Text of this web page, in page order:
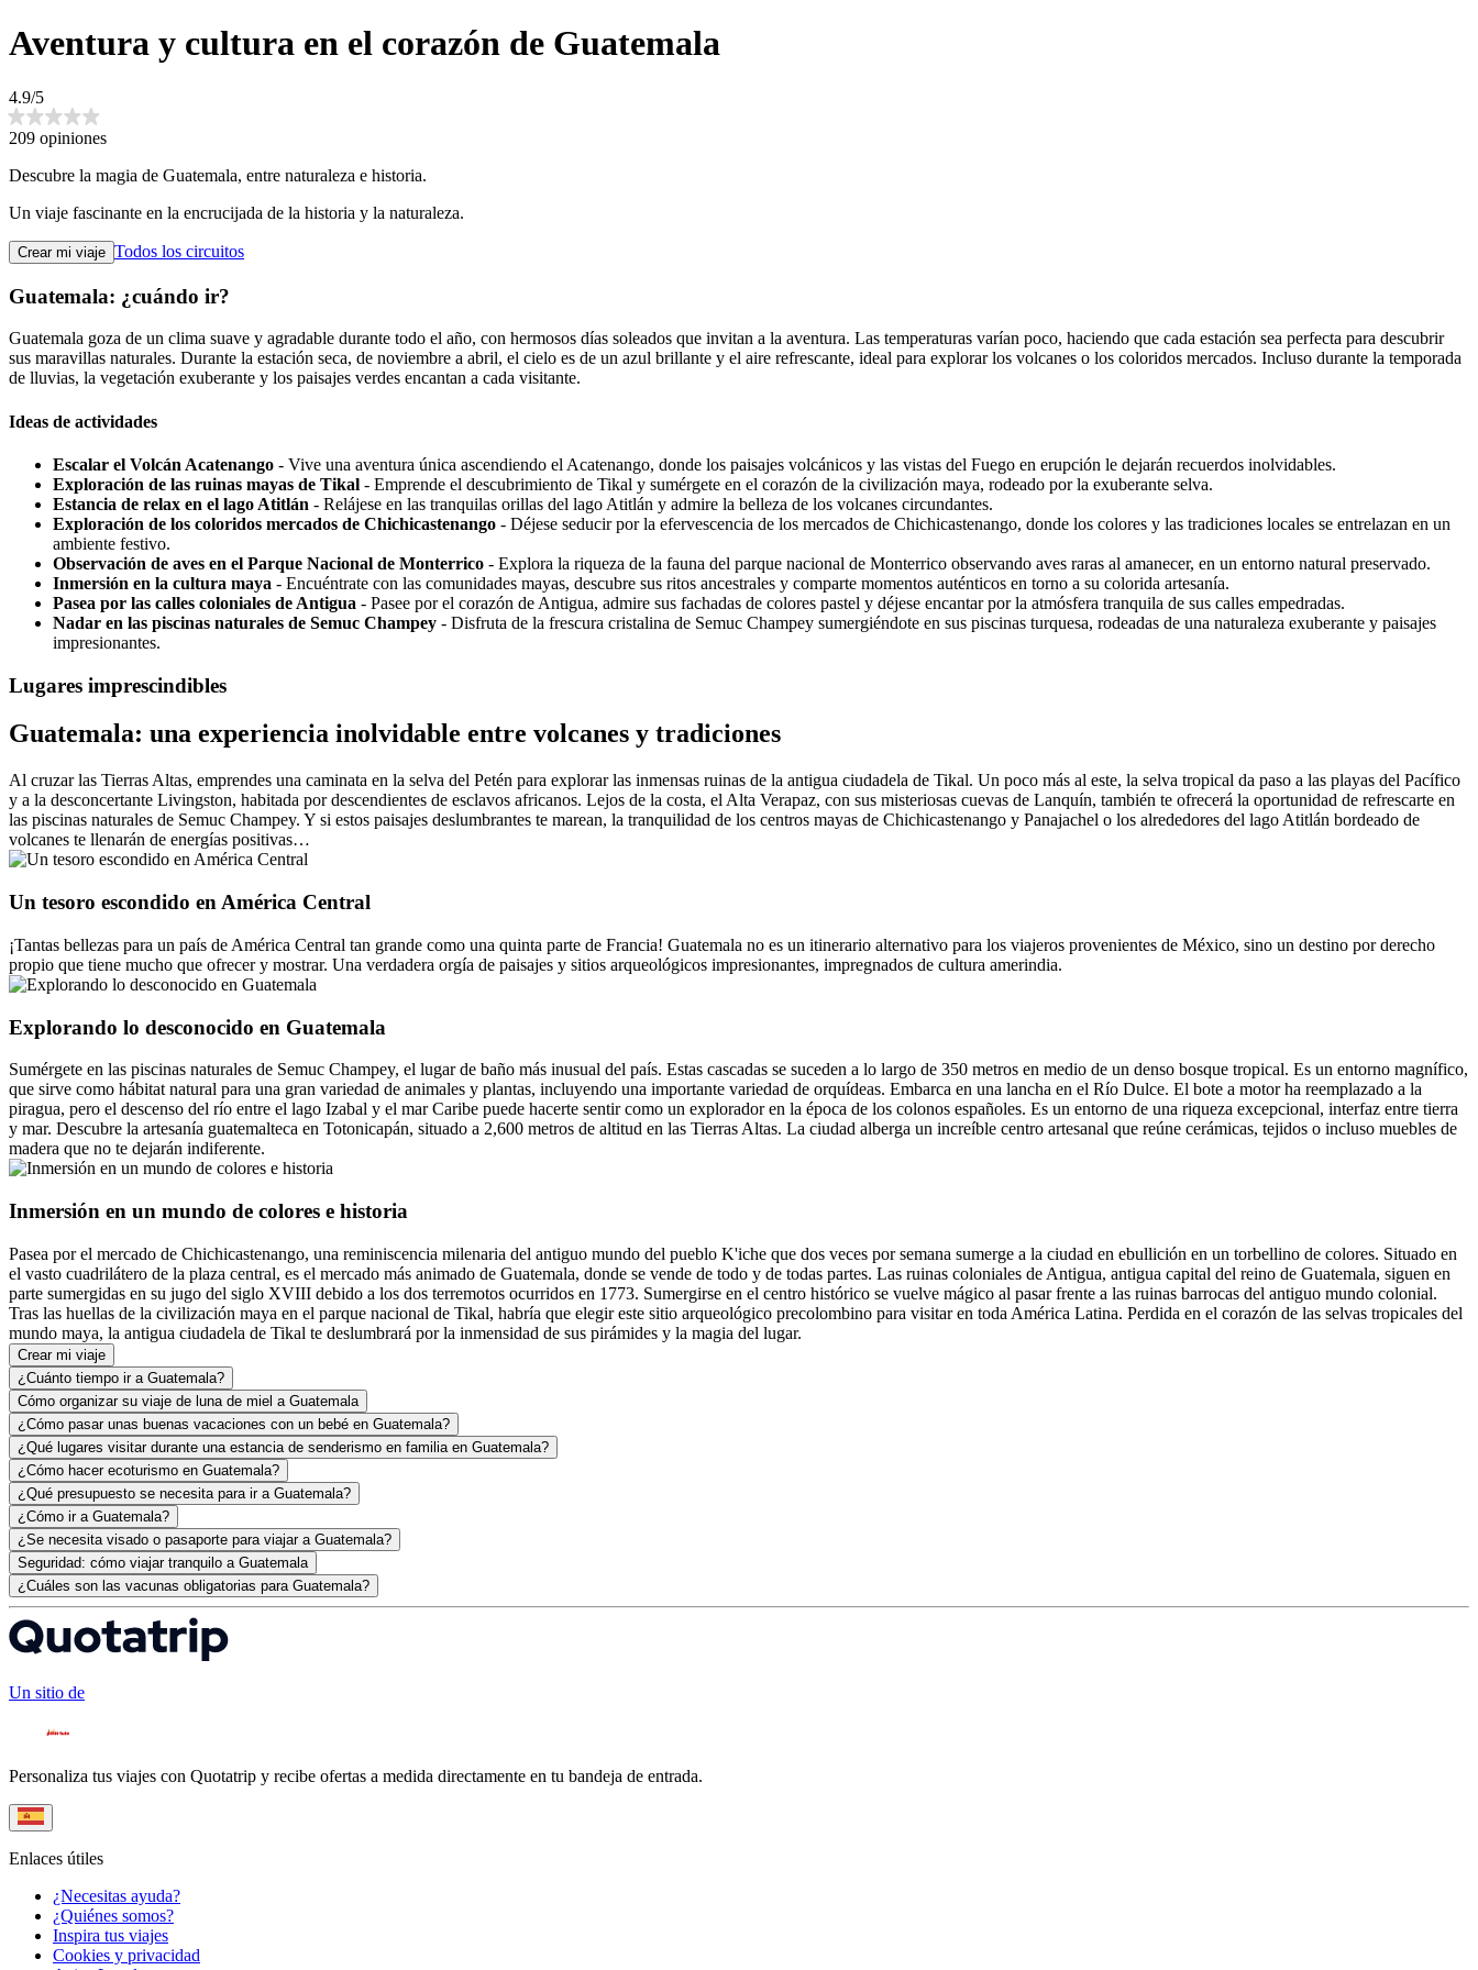
Aventura y cultura en el corazón de Guatemala
4.9/5
209 opiniones
Descubre la magia de Guatemala, entre naturaleza e historia.
Un viaje fascinante en la encrucijada de la historia y la naturaleza.
Crear mi viaje Todos los circuitos
Guatemala: ¿cuándo ir?
Guatemala goza de un clima suave y agradable durante todo el año, con hermosos días soleados que invitan a la aventura. Las temperaturas varían poco, haciendo que cada estación sea perfecta para descubrir
sus maravillas naturales. Durante la estación seca, de noviembre a abril, el cielo es de un azul brillante y el aire refrescante, ideal para explorar los volcanes o los coloridos mercados. Incluso durante la temporada
de lluvias, la vegetación exuberante y los paisajes verdes encantan a cada visitante.
Ideas de actividades
Escalar el Volcán Acatenango - Vive una aventura única ascendiendo el Acatenango, donde los paisajes volcánicos y las vistas del Fuego en erupción le dejarán recuerdos inolvidables.
Exploración de las ruinas mayas de Tikal - Emprende el descubrimiento de Tikal y sumérgete en el corazón de la civilización maya, rodeado por la exuberante selva.
Estancia de relax en el lago Atitlán - Relájese en las tranquilas orillas del lago Atitlán y admire la belleza de los volcanes circundantes.
Exploración de los coloridos mercados de Chichicastenango - Déjese seducir por la efervescencia de los mercados de Chichicastenango, donde los colores y las tradiciones locales se entrelazan en un
ambiente festivo.
Observación de aves en el Parque Nacional de Monterrico - Explora la riqueza de la fauna del parque nacional de Monterrico observando aves raras al amanecer, en un entorno natural preservado.
Inmersión en la cultura maya - Encuéntrate con las comunidades mayas, descubre sus ritos ancestrales y comparte momentos auténticos en torno a su colorida artesanía.
Pasea por las calles coloniales de Antigua - Pasee por el corazón de Antigua, admire sus fachadas de colores pastel y déjese encantar por la atmósfera tranquila de sus calles empedradas.
Nadar en las piscinas naturales de Semuc Champey - Disfruta de la frescura cristalina de Semuc Champey sumergiéndote en sus piscinas turquesa, rodeadas de una naturaleza exuberante y paisajes
impresionantes.
Lugares imprescindibles
Guatemala: una experiencia inolvidable entre volcanes y tradiciones
Al cruzar las Tierras Altas, emprendes una caminata en la selva del Petén para explorar las inmensas ruinas de la antigua ciudadela de Tikal. Un poco más al este, la selva tropical da paso a las playas del Pacífico
y a la desconcertante Livingston, habitada por descendientes de esclavos africanos. Lejos de la costa, el Alta Verapaz, con sus misteriosas cuevas de Lanquín, también te ofrecerá la oportunidad de refrescarte en
las piscinas naturales de Semuc Champey. Y si estos paisajes deslumbrantes te marean, la tranquilidad de los centros mayas de Chichicastenango y Panajachel o los alrededores del lago Atitlán bordeado de
volcanes te llenarán de energías positivas…
Un tesoro escondido en América Central
¡Tantas bellezas para un país de América Central tan grande como una quinta parte de Francia! Guatemala no es un itinerario alternativo para los viajeros provenientes de México, sino un destino por derecho
propio que tiene mucho que ofrecer y mostrar. Una verdadera orgía de paisajes y sitios arqueológicos impresionantes, impregnados de cultura amerindia.
Explorando lo desconocido en Guatemala
Sumérgete en las piscinas naturales de Semuc Champey, el lugar de baño más inusual del país. Estas cascadas se suceden a lo largo de 350 metros en medio de un denso bosque tropical. Es un entorno magnífico,
que sirve como hábitat natural para una gran variedad de animales y plantas, incluyendo una importante variedad de orquídeas. Embarca en una lancha en el Río Dulce. El bote a motor ha reemplazado a la
piragua, pero el descenso del río entre el lago Izabal y el mar Caribe puede hacerte sentir como un explorador en la época de los colonos españoles. Es un entorno de una riqueza excepcional, interfaz entre tierra
y mar. Descubre la artesanía guatemalteca en Totonicapán, situado a 2,600 metros de altitud en las Tierras Altas. La ciudad alberga un increíble centro artesanal que reúne cerámicas, tejidos o incluso muebles de
madera que no te dejarán indiferente.
Inmersión en un mundo de colores e historia
Pasea por el mercado de Chichicastenango, una reminiscencia milenaria del antiguo mundo del pueblo K'iche que dos veces por semana sumerge a la ciudad en ebullición en un torbellino de colores. Situado en
el vasto cuadrilátero de la plaza central, es el mercado más animado de Guatemala, donde se vende de todo y de todas partes. Las ruinas coloniales de Antigua, antigua capital del reino de Guatemala, siguen en
parte sumergidas en su jugo del siglo XVIII debido a los dos terremotos ocurridos en 1773. Sumergirse en el centro histórico se vuelve mágico al pasar frente a las ruinas barrocas del antiguo mundo colonial.
Tras las huellas de la civilización maya en el parque nacional de Tikal, habría que elegir este sitio arqueológico precolombino para visitar en toda América Latina. Perdida en el corazón de las selvas tropicales del
mundo maya, la antigua ciudadela de Tikal te deslumbrará por la inmensidad de sus pirámides y la magia del lugar.
Crear mi viaje
¿Cuánto tiempo ir a Guatemala?
Cómo organizar su viaje de luna de miel a Guatemala
¿Cómo pasar unas buenas vacaciones con un bebé en Guatemala?
¿Qué lugares visitar durante una estancia de senderismo en familia en Guatemala?
¿Cómo hacer ecoturismo en Guatemala?
¿Qué presupuesto se necesita para ir a Guatemala?
¿Cómo ir a Guatemala?
¿Se necesita visado o pasaporte para viajar a Guatemala?
Seguridad: cómo viajar tranquilo a Guatemala
¿Cuáles son las vacunas obligatorias para Guatemala?
Un sitio de
Personaliza tus viajes con Quotatrip y recibe ofertas a medida directamente en tu bandeja de entrada.
Enlaces útiles
¿Necesitas ayuda?
¿Quiénes somos?
Inspira tus viajes
Cookies y privacidad